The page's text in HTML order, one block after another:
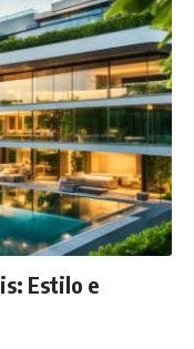
Estilo e